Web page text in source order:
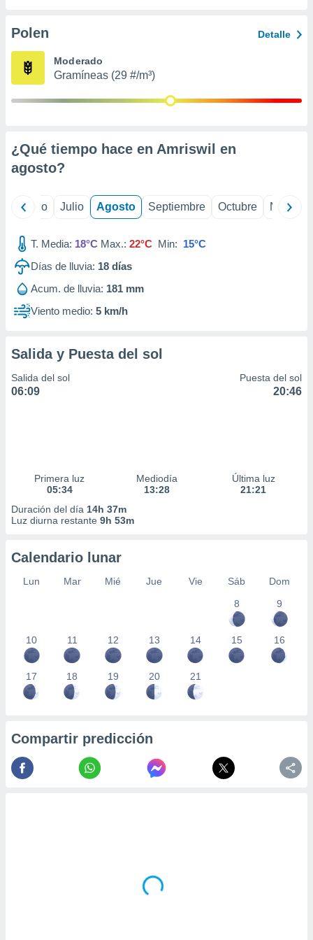
e
mediante
publicidad
publicidad
de
Polen Detalle
Moderado
Gramíneas (29 #/m³)
¿Qué tiempo hace en Amriswil en
agosto?
Junio Julio Agosto Septiembre Octubre
T. Media: 18°C Max.: 22°C Min: 15°C
Días de lluvia: 18 días
Acum. de lluvia: 181 mm
Viento medio: 5 km/h
Salida y Puesta del sol
Salida del sol
06:09
Puesta del sol
20:46
Primera luz
05:34
Mediodía
13:28
Última luz
21:21
Duración del día 14h 37m
Luz diurna restante 9h 53m
Calendario lunar
Lun Mar Mié Jue Vie Sáb
Dom
8
9
10 11 12 13 14 15 16
17 18 19 20 21
Compartir predicción